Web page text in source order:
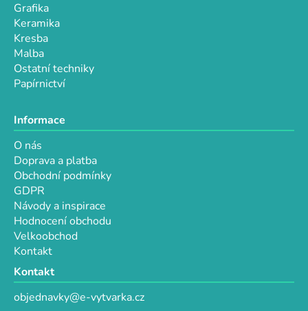
Grafika
Keramika
Kresba
Malba
Ostatní techniky
Papírnictví
Informace
O nás
Doprava a platba
Obchodní podmínky
GDPR
Návody a inspirace
Hodnocení obchodu
Velkoobchod
Kontakt
Kontakt
objednavky@e-vytvarka.cz